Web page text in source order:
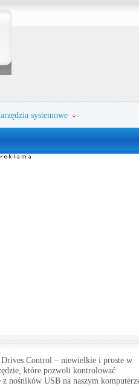
systemowe
Control – niewielkie i proste w
które pozwoli kontrolować
z nośników USB na naszym